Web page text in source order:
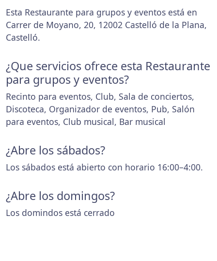
Esta Restaurante para grupos y eventos está en
Carrer de Moyano, 20, 12002 Castelló de la Plana,
Castelló.
¿Que servicios ofrece esta Restaurante
para grupos y eventos?
Recinto para eventos, Club, Sala de conciertos,
Discoteca, Organizador de eventos, Pub, Salón
para eventos, Club musical, Bar musical
¿Abre los sábados?
Los sábados está abierto con horario 16:00–4:00.
¿Abre los domingos?
Los domindos está cerrado